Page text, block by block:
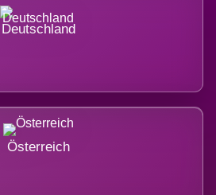
Deutschland
Österreich